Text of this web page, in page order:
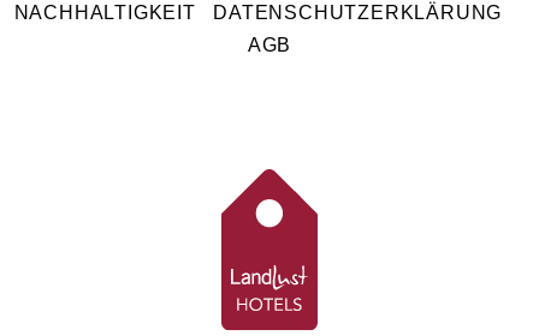
NACHHALTIGKEIT
DATENSCHUTZERKLÄRUNG
AGB